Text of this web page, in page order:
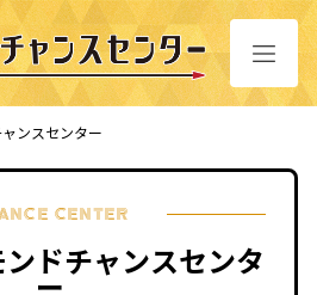
ンスセンター
CENTER
ドチャンスセンタ
ー